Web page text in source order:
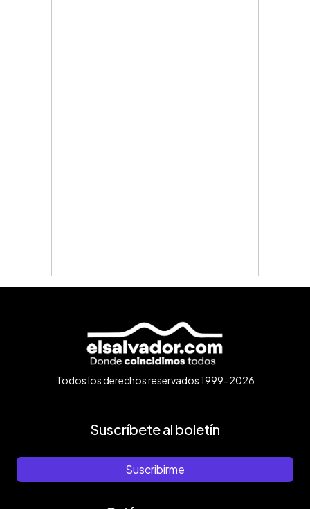
Todos los derechos reservados 1999-2026
Suscríbete al boletín
Suscribirme